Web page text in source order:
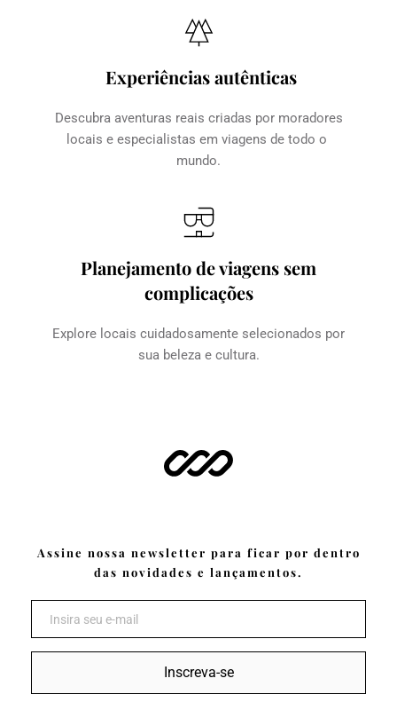
Experiências autênticas
Descubra aventuras reais criadas por moradores
locais e especialistas em viagens de todo o
mundo.
Planejamento de viagens sem
complicações
Explore locais cuidadosamente selecionados por
sua beleza e cultura.
Assine nossa newsletter para ficar por dentro
das novidades e lançamentos.
Inscreva-se